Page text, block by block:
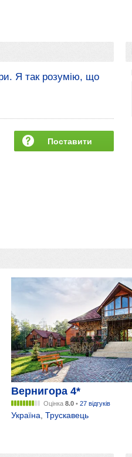
Я так розумію, що
Поставити
Вернигора 4*
Оцінка 8.0• 27 відгуків
Україна Трускавець